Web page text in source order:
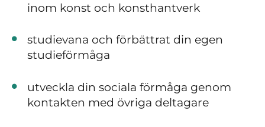
inom konst och konsthantverk
studievana och förbättrat din egen
studieförmåga
utveckla din sociala förmåga genom
kontakten med övriga deltagare